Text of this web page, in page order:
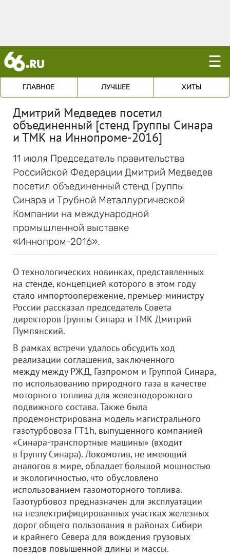
☰
ГЛАВНОЕ ЛУЧШЕЕ ХИТЫ
Дмитрий Медведев посетил
объединенный [стенд Группы Синара
и ТМК на Иннопроме-2016]
11 июля Председатель правительства
Российской Федерации Дмитрий Медведев
посетил объединенный стенд Группы
Синара и Трубной Металлургической
Компании на международной
промышленной выставке
«Иннопром-2016».
О технологических новинках, представленных
на стенде, концепцией которого в этом году
стало импортоопережение, премьер-министру
России рассказал председатель Совета
директоров Группы Синара и ТМК Дмитрий
Пумпянский.
В рамках встречи удалось обсудить ход
реализации соглашения, заключенного
между между РЖД, Газпромом и Группой Синара,
по использованию природного газа в качестве
моторного топлива для железнодорожного
подвижного состава. Также была
продемонстрирована модель магистрального
газотурбовоза ГТ1h, выпущенного компанией
«Синара-транспортные машины» (входит
в Группу Синара). Локомотив, не имеющий
аналогов в мире, обладает большой мощностью
и экологичностью, что обусловлено
использованием газомоторного топлива.
Газотурбовоз предназначен для эксплуатации
на неэлектрифицированных участках железных
дорог общего пользования в районах Сибири
и крайнего Севера для вождения грузовых
поездов повышенной длины и массы.